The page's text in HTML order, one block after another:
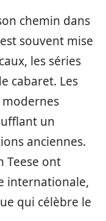
chemin dans
souvent mise
les séries
cabaret. Les
un
anciennes.
Teese ont
internationale,
qui célèbre le